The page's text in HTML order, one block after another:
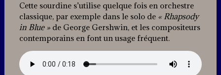
Cette sourdine s’utilise quelque fois en orchestre
classique, par exemple dans le solo de « Rhapsody
in Blue »de George Gershwin, et les compositeurs
contemporains en font un usage fréquent.